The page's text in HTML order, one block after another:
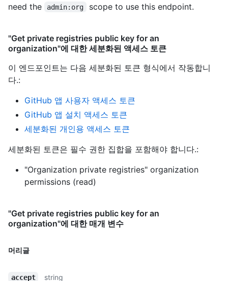
need the
admin:org scope to use this endpoint.
"Get private registries public key for an
organization"에 대한 세분화된 액세스 토큰
이 엔드포인트는 다음 세분화된 토큰 형식에서 작동합니
다.:
GitHub 앱 사용자 액세스 토큰
GitHub 앱 설치 액세스 토큰
세분화된 개인용 액세스 토큰
세분화된 토큰은 필수 권한 집합을 포함해야 합니다.:
"Organization private registries" organization
permissions (read)
"Get private registries public key for an
organization"에 대한 매개 변수
머리글
accept string